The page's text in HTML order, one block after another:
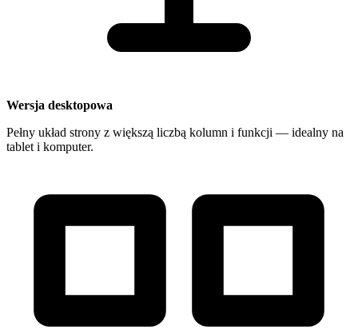
Wersja desktopowa
Pełny układ strony z większą liczbą kolumn i funkcji — idealny na
tablet i komputer.